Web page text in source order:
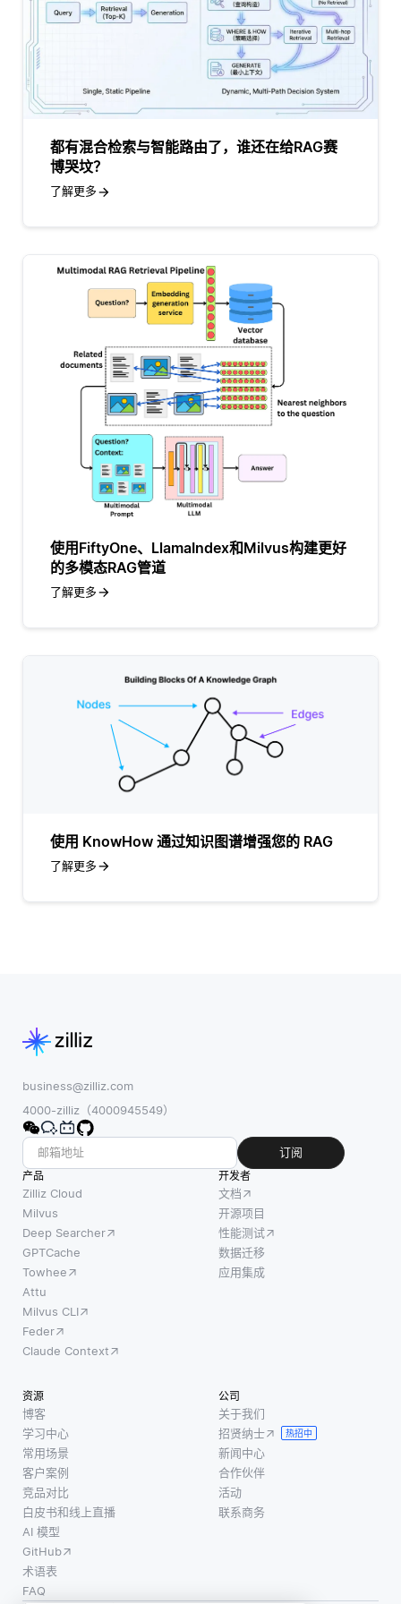
都有混合检索与智能路由了，谁还在给RAG赛
博哭坟？
了解更多
使用FiftyOne、LlamaIndex和Milvus构建更好
的多模态RAG管道
了解更多
使用 KnowHow 通过知识图谱增强您的 RAG
了解更多
business@zilliz.com
4000-zilliz（4000945549）
订阅
产品
Zilliz Cloud
Milvus
Deep Searcher
GPTCache
Towhee
Attu
Milvus CLI
Feder
Claude Context
开发者
文档
开源项目
性能测试
数据迁移
应用集成
资源
博客
学习中心
常用场景
客户案例
竞品对比
白皮书和线上直播
AI 模型
GitHub
术语表
FAQ
公司
关于我们
招贤纳士
热招中
新闻中心
合作伙伴
活动
联系商务